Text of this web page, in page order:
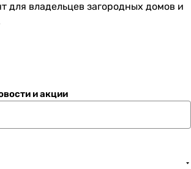
для владельцев загородных домов и
и акции